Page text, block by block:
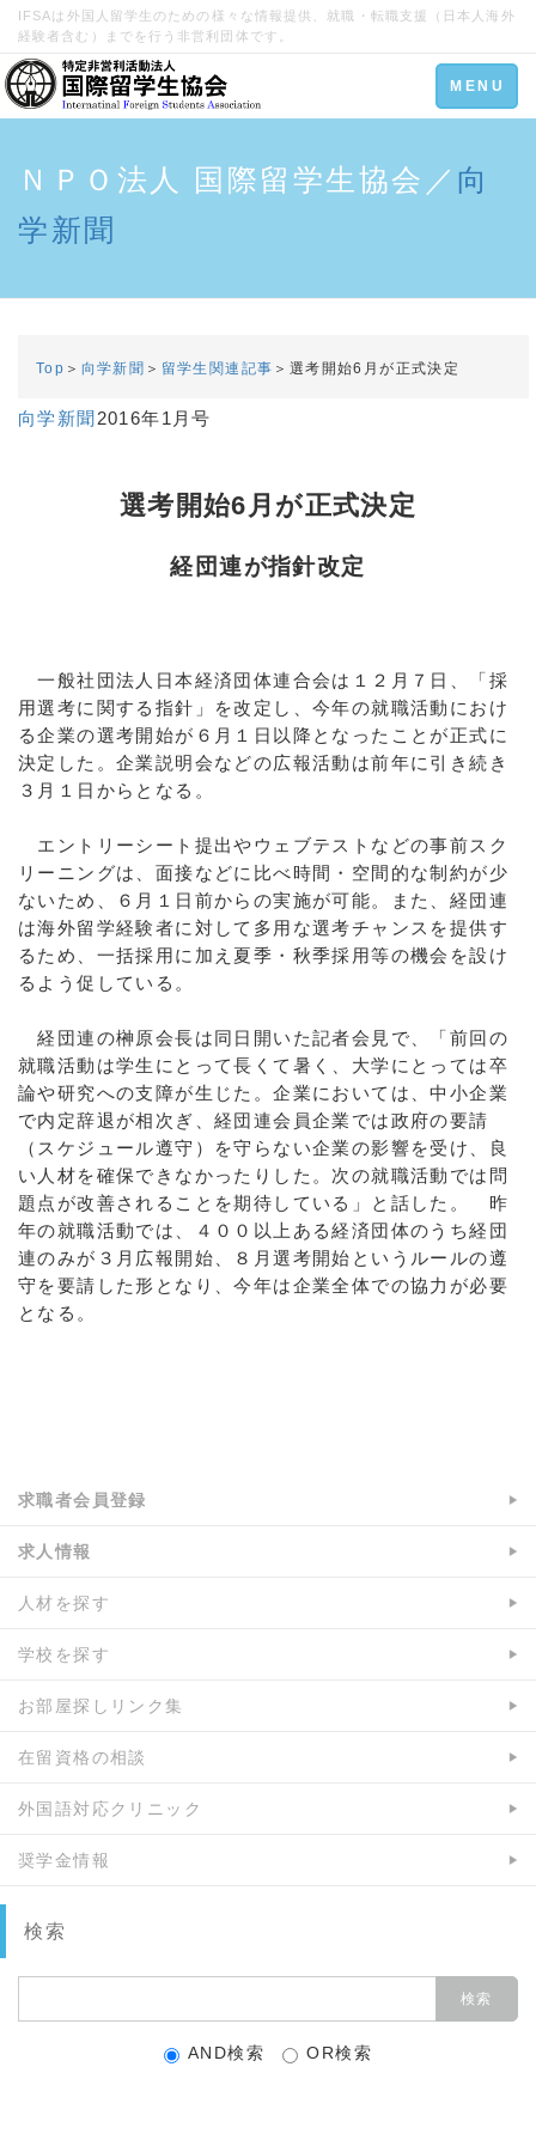
IFSAは外国人留学生のための様々な情報提供、就職・転職支援（日本人海外
経験者含む）までを行う非営利団体です。
Toggle
navigation
MENU
ＮＰＯ法人 国際留学生協会／ 向
学新聞
Top ＞ 向学新聞 ＞ 留学生関連記事 ＞選考開始6月が正式決定
向学新聞 2016年1月号
選考開始6月が正式決定
経団連が指針改定
一般社団法人日本経済団体連合会は１２月７日、「採
用選考に関する指針」を改定し、今年の就職活動におけ
る企業の選考開始が６月１日以降となったことが正式に
決定した。企業説明会などの広報活動は前年に引き続き
３月１日からとなる。
エントリーシート提出やウェブテストなどの事前スク
リーニングは、面接などに比べ時間・空間的な制約が少
ないため、６月１日前からの実施が可能。また、経団連
は海外留学経験者に対して多用な選考チャンスを提供す
るため、一括採用に加え夏季・秋季採用等の機会を設け
るよう促している。
経団連の榊原会長は同日開いた記者会見で、「前回の
就職活動は学生にとって長くて暑く、大学にとっては卒
論や研究への支障が生じた。企業においては、中小企業
で内定辞退が相次ぎ、経団連会員企業では政府の要請
（スケジュール遵守）を守らない企業の影響を受け、良
い人材を確保できなかったりした。次の就職活動では問
題点が改善されることを期待している」と話した。 昨
年の就職活動では、４００以上ある経済団体のうち経団
連のみが３月広報開始、８月選考開始というルールの遵
守を要請した形となり、今年は企業全体での協力が必要
となる。
求職者会員登録
求人情報
人材を探す
学校を探す
お部屋探しリンク集
在留資格の相談
外国語対応クリニック
奨学金情報
検索
AND検索 OR検索